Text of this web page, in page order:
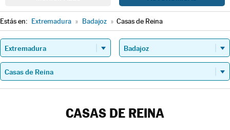
Estás en: Extremadura » Badajoz » Casas de Reina
CASAS DE REINA